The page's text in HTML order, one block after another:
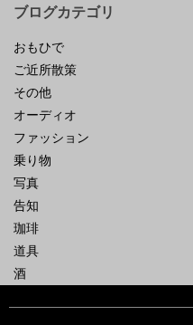
ブログカテゴリ
おもひで
ご近所散策
その他
オーディオ
ファッション
乗り物
写真
告知
珈琲
道具
酒